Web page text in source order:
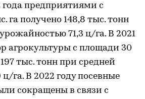
предприятиями с
га получено 148,8 тыс. тонн
71,3 ц/га. В 2021
агрокультуры с площади 30
тыс. тонн при средней
га. В 2022 году посевные
сокращены в связи с